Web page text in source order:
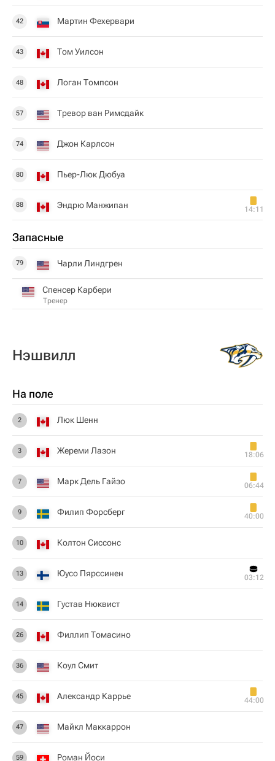
42 Мартин Фехервари
43 Том Уилсон
48 Логан Томпсон
57 Тревор ван Римсдайк
74 Джон Карлсон
80 Пьер-Люк Дюбуа
88 Эндрю Манжипан 14:11
Запасные
79 Чарли Линдгрен
Спенсер Карбери
Тренер
Нэшвилл
На поле
2 Люк Шенн
3 Жереми Лазон 18:06
7 Марк Дель Гайзо 06:44
9 Филип Форсберг 40:00
10 Колтон Сиссонс
13 Юусо Пярссинен 03:12
14 Густав Нюквист
26 Филлип Томасино
36 Коул Смит
45 Александр Каррье 44:00
47 Майкл Маккаррон
59 Роман Йоси